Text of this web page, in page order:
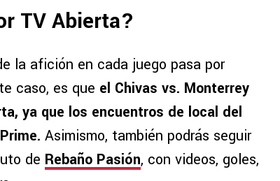
TV Abierta?
la afición en cada juego pasa por
caso, es que el Chivas vs. Monterrey
ya que los encuentros de local del
Asimismo, también podrás seguir
de Rebaño Pasión, con videos, goles,